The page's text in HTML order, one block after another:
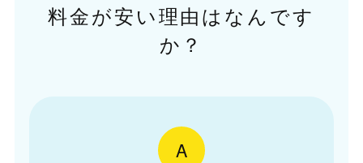
料金が安い理由はなんです
か？
A